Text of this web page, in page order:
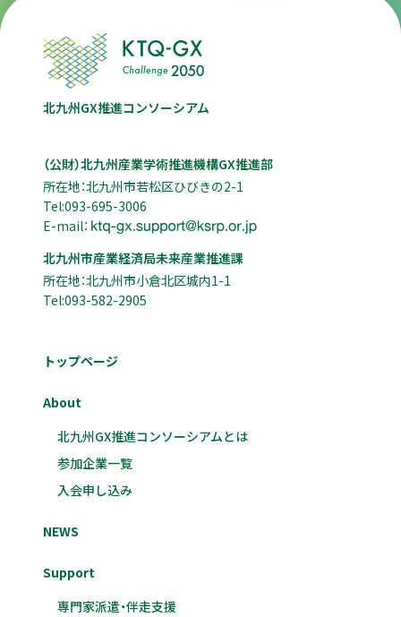
北九州GX推進コンソーシアム
（公財）北九州産業学術推進機構GX推進部
所在地：北九州市若松区ひびきの2-1
Tel:093-695-3006
E-mail：
北九州市産業経済局未来産業推進課
所在地：北九州市小倉北区城内1-1
Tel:093-582-2905
トップページ
About
北九州GX推進コンソーシアムとは
参加企業一覧
入会申し込み
NEWS
Support
専門家派遣・伴走支援